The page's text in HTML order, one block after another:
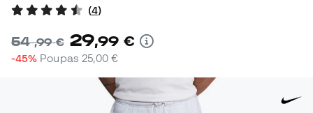
(4)
54,99 € 29,99 €
-45% Poupas 25,00 €